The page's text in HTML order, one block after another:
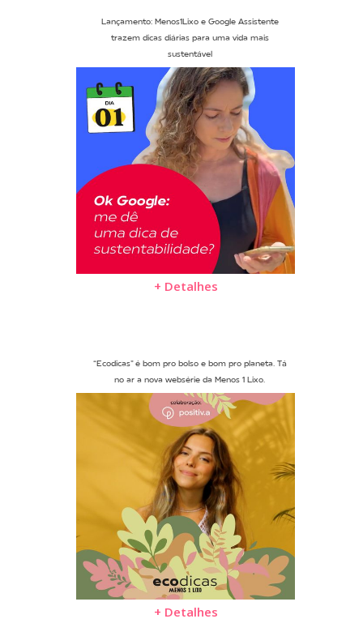
Lançamento: Menos1Lixo e Google Assistente
trazem dicas diárias para uma vida mais
sustentável
+ Detalhes
“Ecodicas” é bom pro bolso e bom pro planeta. Tá
no ar a nova websérie da Menos 1 Lixo.
+ Detalhes